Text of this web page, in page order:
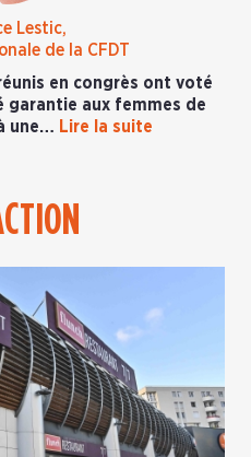
Lestic,
de la CFDT
en congrès ont voté
garantie aux femmes de
une… Lire la suite